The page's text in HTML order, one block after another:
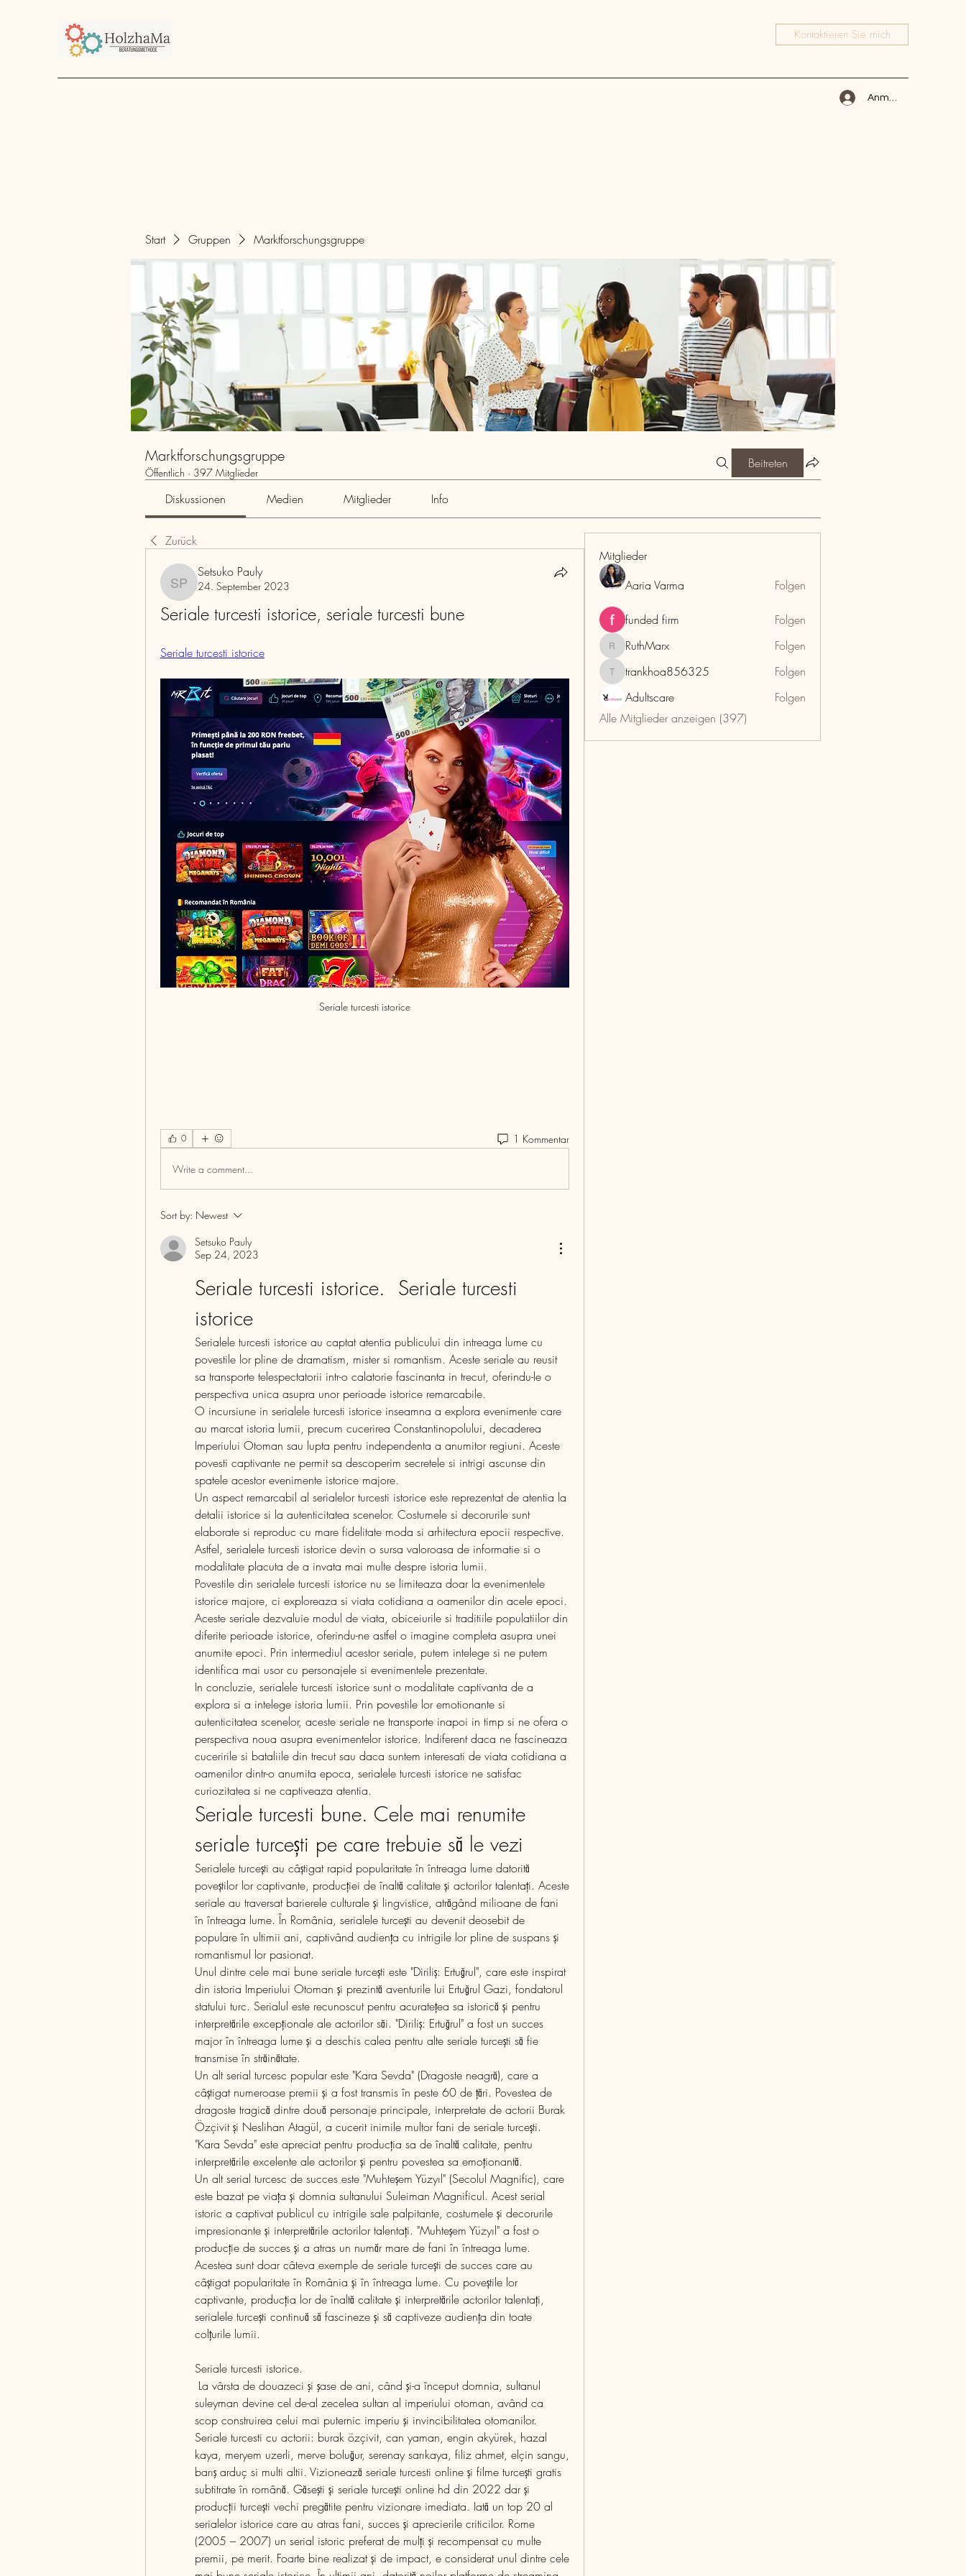
Kontaktieren Sie mich
Anmelden
Start Gruppen Marktforschungsgruppe
Marktforschungsgruppe
Öffentlich · 397 Mitglieder
Beitreten
Diskussionen Medien Mitglieder Info
Zurück
Setsuko Pauly
Setsuko Pauly
24. September 2023
Seriale turcesti istorice, seriale turcesti bune
Seriale turcesti istorice
Seriale turcesti istorice
0 1 Kommentar
Write a comment...
Sort by: Newest
Setsuko Pauly
Sep 24, 2023
Seriale turcesti istorice.  Seriale turcesti
istorice
Serialele turcesti istorice au captat atentia publicului din intreaga lume cu
povestile lor pline de dramatism, mister si romantism. Aceste seriale au reusit
sa transporte telespectatorii intr-o calatorie fascinanta in trecut, oferindu-le o
perspectiva unica asupra unor perioade istorice remarcabile.
O incursiune in serialele turcesti istorice inseamna a explora evenimente care
au marcat istoria lumii, precum cucerirea Constantinopolului, decaderea
Imperiului Otoman sau lupta pentru independenta a anumitor regiuni. Aceste
povesti captivante ne permit sa descoperim secretele si intrigi ascunse din
spatele acestor evenimente istorice majore.
Un aspect remarcabil al serialelor turcesti istorice este reprezentat de atentia la
detalii istorice si la autenticitatea scenelor. Costumele si decorurile sunt
elaborate si reproduc cu mare fidelitate moda si arhitectura epocii respective.
Astfel, serialele turcesti istorice devin o sursa valoroasa de informatie si o
modalitate placuta de a invata mai multe despre istoria lumii.
Povestile din serialele turcesti istorice nu se limiteaza doar la evenimentele
istorice majore, ci exploreaza si viata cotidiana a oamenilor din acele epoci.
Aceste seriale dezvaluie modul de viata, obiceiurile si traditiile populatiilor din
diferite perioade istorice, oferindu-ne astfel o imagine completa asupra unei
anumite epoci. Prin intermediul acestor seriale, putem intelege si ne putem
identifica mai usor cu personajele si evenimentele prezentate.
In concluzie, serialele turcesti istorice sunt o modalitate captivanta de a
explora si a intelege istoria lumii. Prin povestile lor emotionante si
autenticitatea scenelor, aceste seriale ne transporte inapoi in timp si ne ofera o
perspectiva noua asupra evenimentelor istorice. Indiferent daca ne fascineaza
cuceririle si bataliile din trecut sau daca suntem interesati de viata cotidiana a
oamenilor dintr-o anumita epoca, serialele turcesti istorice ne satisfac
curiozitatea si ne captiveaza atentia.
Seriale turcesti bune. Cele mai renumite
seriale turcești pe care trebuie să le vezi
Serialele turcești au câștigat rapid popularitate în întreaga lume datorită
poveștilor lor captivante, producției de înaltă calitate și actorilor talentați. Aceste
seriale au traversat barierele culturale și lingvistice, atrăgând milioane de fani
în întreaga lume. În România, serialele turcești au devenit deosebit de
populare în ultimii ani, captivând audiența cu intrigile lor pline de suspans și
romantismul lor pasionat.
Unul dintre cele mai bune seriale turcești este "Diriliș: Ertuğrul", care este inspirat
din istoria Imperiului Otoman și prezintă aventurile lui Ertuğrul Gazi, fondatorul
statului turc. Serialul este recunoscut pentru acuratețea sa istorică și pentru
interpretările excepționale ale actorilor săi. "Diriliș: Ertuğrul" a fost un succes
major în întreaga lume și a deschis calea pentru alte seriale turcești să fie
transmise în străinătate.
Un alt serial turcesc popular este "Kara Sevda" (Dragoste neagră), care a
câștigat numeroase premii și a fost transmis în peste 60 de țări. Povestea de
dragoste tragică dintre două personaje principale, interpretate de actorii Burak
Özçivit și Neslihan Atagül, a cucerit inimile multor fani de seriale turcești.
"Kara Sevda" este apreciat pentru producția sa de înaltă calitate, pentru
interpretările excelente ale actorilor și pentru povestea sa emoționantă.
Un alt serial turcesc de succes este "Muhteșem Yüzyıl" (Secolul Magnific), care
este bazat pe viața și domnia sultanului Suleiman Magnificul. Acest serial
istoric a captivat publicul cu intrigile sale palpitante, costumele și decorurile
impresionante și interpretările actorilor talentați. "Muhteșem Yüzyıl" a fost o
producție de succes și a atras un număr mare de fani în întreaga lume.
Acestea sunt doar câteva exemple de seriale turcești de succes care au
câștigat popularitate în România și în întreaga lume. Cu poveștile lor
captivante, producția lor de înaltă calitate și interpretările actorilor talentați,
serialele turcești continuă să fascineze și să captiveze audiența din toate
colțurile lumii.
Seriale turcesti istorice.
suleyman devine cel de-al zecelea sultan al imperiului otoman, având ca
scop construirea celui mai puternic imperiu şi invincibilitatea otomanilor.
Seriale turcesti cu actorii: burak özçivit, can yaman, engin akyürek, hazal
kaya, meryem uzerli, merve boluğur, serenay sarıkaya, filiz ahmet, elçin sangu,
barış arduç si multi altii. Vizionează seriale turcesti online și filme turcești gratis
subtitrate în română. Găseşti și seriale turcești online hd din 2022 dar și
producții turcești vechi pregătite pentru vizionare imediata. Iată un top 20 al
serialelor istorice care au atras fani, succes și aprecierile criticilor. Rome
(2005 – 2007) un serial istoric preferat de mulți și recompensat cu multe
premii, pe merit. Foarte bine realizat și de impact, e considerat unul dintre cele
Mitglieder
Aaria Varma
Folgen
funded firm Folgen
RuthMarx
RuthMarx Folgen
trankhoa856325
trankhoa856325
Folgen
Adultscare
Folgen
Alle Mitglieder anzeigen (397)